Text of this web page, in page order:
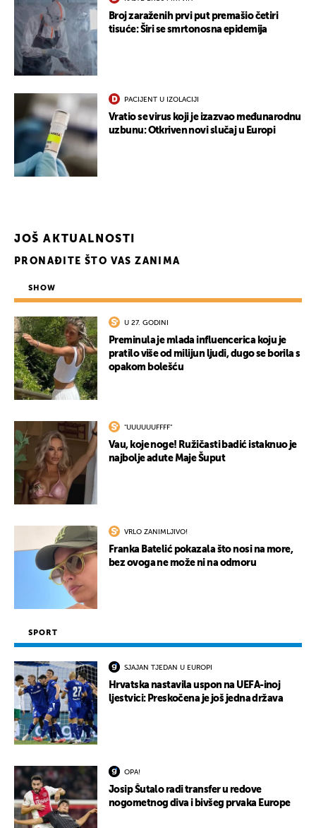
Broj zaraženih prvi put premašio četiri
tisuće: Širi se smrtonosna epidemija
PACIJENT U IZOLACIJI
Vratio se virus koji je izazvao međunarodnu
uzbunu: Otkriven novi slučaj u Europi
JOŠ AKTUALNOSTI
PRONAĐITE ŠTO VAS ZANIMA
SHOW
U 27. GODINI
Preminula je mlada influencerica koju je
pratilo više od milijun ljudi, dugo se borila s
opakom bolešću
"UUUUUUFFFF"
Vau, koje noge! Ružičasti badić istaknuo je
najbolje adute Maje Šuput
VRLO ZANIMLJIVO!
Franka Batelić pokazala što nosi na more,
bez ovoga ne može ni na odmoru
SPORT
SJAJAN TJEDAN U EUROPI
Hrvatska nastavila uspon na UEFA-inoj
ljestvici: Preskočena je još jedna država
OPA!
Josip Šutalo radi transfer u redove
nogometnog diva i bivšeg prvaka Europe
UKLJUČITE NOTIFIKACIJE